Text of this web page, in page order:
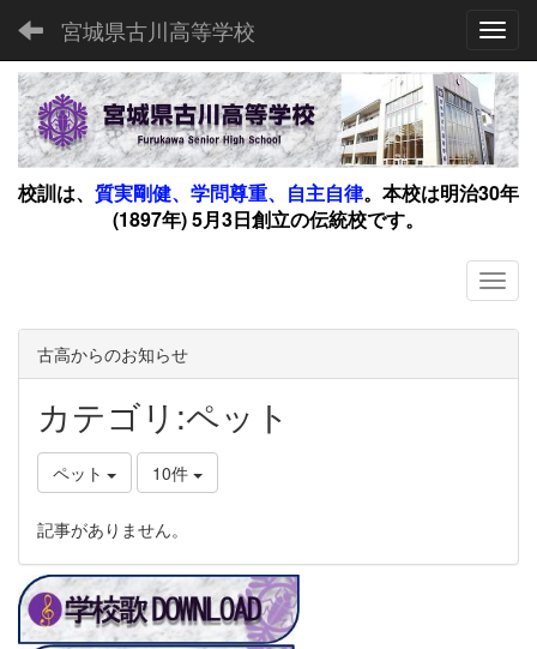
宮城県古川高等学校
校訓は、 質実剛健、学問尊重、自主自律。 本校は明治30年
(1897年) 5月3日創立の伝統校です。
古高からのお知らせ
カテゴリ:ペット
ペット 10件
記事がありません。